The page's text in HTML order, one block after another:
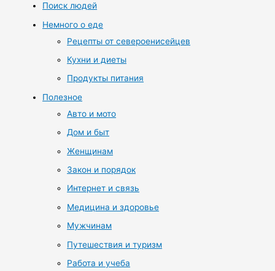
Поиск людей
Немного о еде
Рецепты от североенисейцев
Кухни и диеты
Продукты питания
Полезное
Авто и мото
Дом и быт
Женщинам
Закон и порядок
Интернет и связь
Медицина и здоровье
Мужчинам
Путешествия и туризм
Работа и учеба